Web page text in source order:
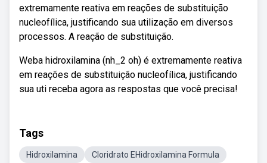
extremamente reativa em reações de substituição
nucleofílica, justificando sua utilização em diversos
processos. A reação de substituição.
Weba hidroxilamina (nh_2 oh) é extremamente reativa
em reações de substituição nucleofílica, justificando
sua uti receba agora as respostas que você precisa!
Tags
Hidroxilamina
Cloridrato EHidroxilamina Formula